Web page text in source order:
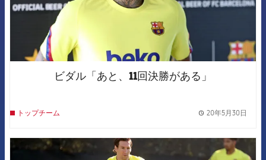
ビダル「あと、11回決勝がある」
トップチーム 20年5月30日
FCB Barcelona badge